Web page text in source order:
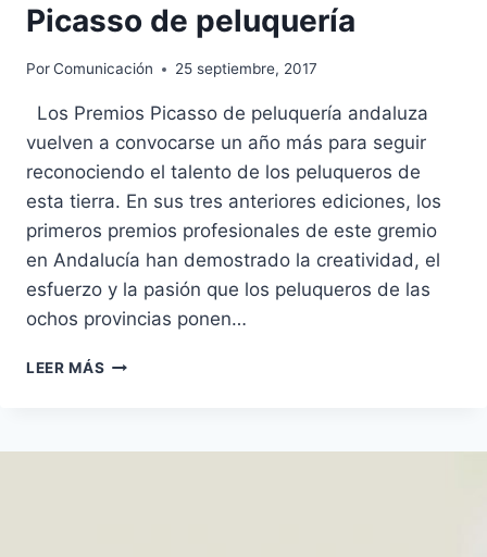
Picasso de peluquería
PorComunicación 25 septiembre, 2017
Los Premios Picasso de peluquería andaluza
vuelven a convocarse un año más para seguir
reconociendo el talento de los peluqueros de
esta tierra. En sus tres anteriores ediciones, los
primeros premios profesionales de este gremio
en Andalucía han demostrado la creatividad, el
esfuerzo y la pasión que los peluqueros de las
ochos provincias ponen…
LEER MÁS YA
LA